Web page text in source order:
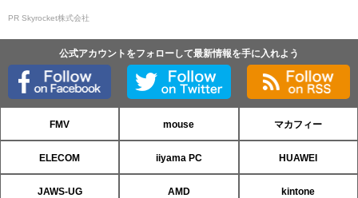
PR Skyrocket株式会社
公式アカウントをフォローして最新情報を手に入れよう
FMV mouse マカフィー
ELECOM iiyama PC HUAWEI
JAWS-UG AMD kintone